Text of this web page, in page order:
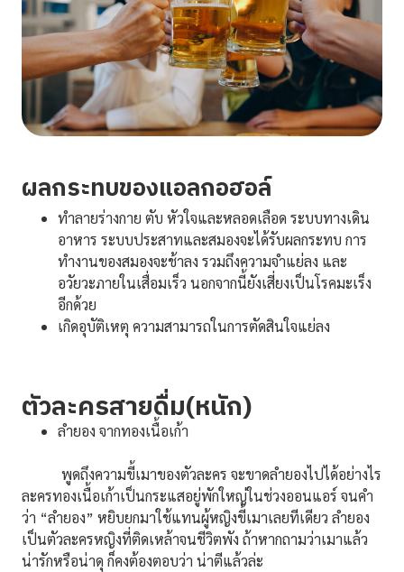
ผลกระทบของแอลกอฮอล์
ทำลายร่างกาย ตับ หัวใจและหลอดเลือด ระบบทางเดิน
อาหาร ระบบประสาทและสมองจะได้รับผลกระทบ การ
ทำงานของสมองจะช้าลง รวมถึงความจำแย่ลง และ
อวัยวะภายในเสื่อมเร็ว นอกจากนี้ยังเสี่ยงเป็นโรคมะเร็ง
อีกด้วย
เกิดอุบัติเหตุ ความสามารถในการตัดสินใจแย่ลง
ตัวละครสายดื่ม(หนัก)
ลำยอง จากทองเนื้อเก้า
พูดถึงความขี้เมาของตัวละคร จะขาดลำยองไปได้อย่างไร
ละครทองเนื้อเก้าเป็นกระแสอยู่พักใหญ่ในช่วงออนแอร์ จนคำ
ว่า “ลำยอง” หยิบยกมาใช้แทนผู้หญิงขี้เมาเลยทีเดียว ลำยอง
เป็นตัวละครหญิงที่ติดเหล้าจนชีวิตพัง ถ้าหากถามว่าเมาแล้ว
น่ารักหรือน่าดุ ก็คงต้องตอบว่า น่าตีแล้วล่ะ